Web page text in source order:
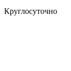
Круглосуточно